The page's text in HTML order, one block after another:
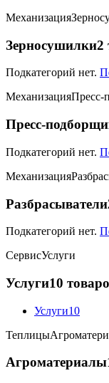
Механизация
Зерносушилки2
Подкатегорий нет.
МеханизацияПресс-
Пресс-
Подкатегорий нет.
Механизация
Разбрасыватели
Подкатегорий нет.
СервисУслуги
Услуги10
Услуги10
Теплицы
Агроматериалы